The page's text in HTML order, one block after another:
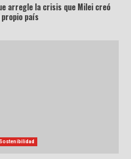
arregle la crisis que Milei creó
país
Sostenibilidad